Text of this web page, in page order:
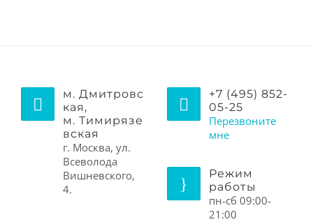
м. Дмитровс
кая,
м. Тимирязе
вская
г. Москва, ул.
Всеволода
Вишневского,
4.
+7 (495) 852-
05-25
Перезвоните
мне
Режим
работы
пн-сб 09:00-
21:00